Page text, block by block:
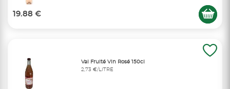
19.88 €
Val Fruité Vin Rosé 150cl
2,73 €/LITRE